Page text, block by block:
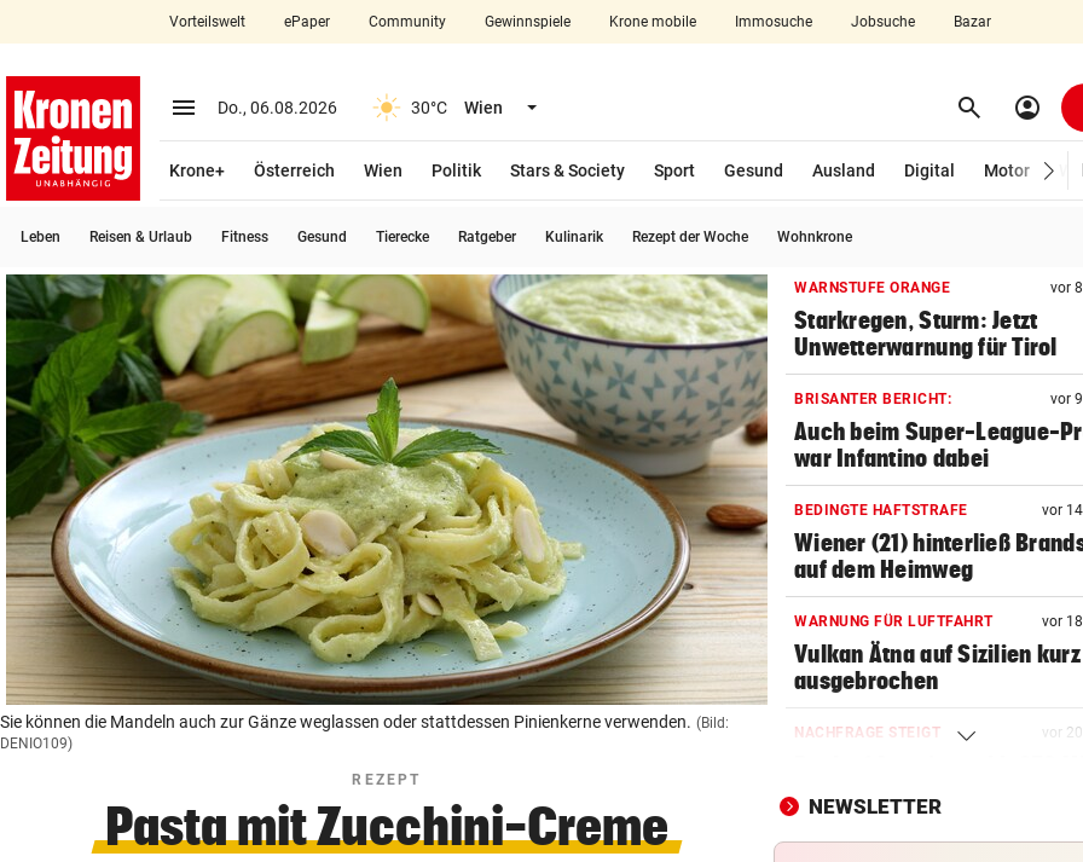
closeSchließen
account_circle Anmelden
arrow_right
bookmark Merkliste
search
Suchbegriff
eingeben
© Krone Multimedia GmbH & Co KG 2026
Muthgasse 2, 1190 Wien
Vorteilswelt ePaper Community Gewinnspiele Krone mobile Immosuche Jobsuche Bazar
menu Menü aufklappen
Do., 06.08.2026 30°C Wien Menü aufklappen search Suchen
account_circle
Krone+ Österreich Wien Politik Stars & Society Sport Gesund Ausland Digital Motor
Leben Reisen & Urlaub Fitness Gesund Tierecke Ratgeber Kulinarik Rezept der Woche Wohnkrone
Sie können die Mandeln auch zur Gänze weglassen oder stattdessen Pinienkerne verwenden. (Bild:
DENIO109)
REZEPT
Pasta mit Zucchini-Creme
WARNSTUFE ORANGE vor
Starkregen, Sturm: Jetzt
Unwetterwarnung für Tirol
BRISANTER BERICHT: vor
Auch beim Super-League-
war Infantino dabei
BEDINGTE HAFTSTRAFE vor
Wiener (21) hinterließ
auf dem Heimweg
WARNUNG FÜR LUFTFAHRT vor
Vulkan Ätna auf Sizilien kurz
ausgebrochen
NACHFRAGE STEIGT vor
Abnehmspritzen
HILFE KAM ZU SPÄT vor
NEWSLETTER